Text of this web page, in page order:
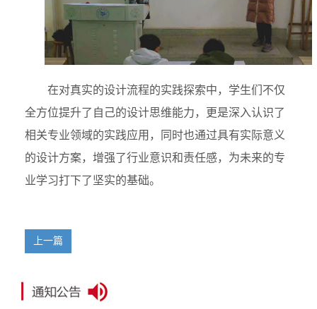
在对真实的设计流程的实践探索中，学生们不仅
全方位提升了自己的设计思维能力，更是深入认识了
相关专业领域的实践应用，同时也通过具有实际意义
的设计方案，增强了行业意识和责任感，为未来的专
业学习打下了坚实的基础。
上一篇